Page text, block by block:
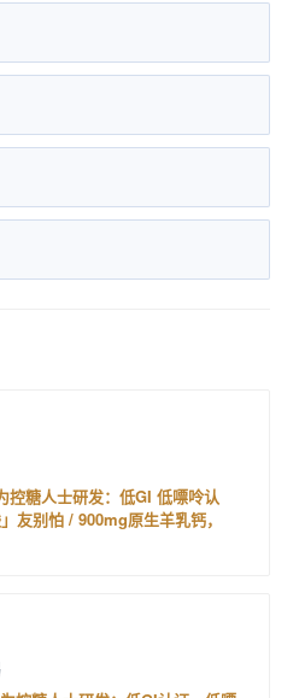
控糖人士研发：低GI 低嘌呤认
友别怕 / 900mg原生羊乳钙，